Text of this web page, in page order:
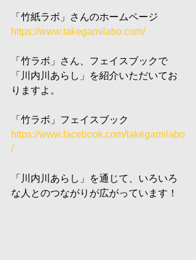
「竹紙ラボ」さんのホームページ
https://www.takegamilabo.com/
「竹ラボ」さん、フェイスブックで
「川内川あらし」を紹介いただいてお
りますよ。
「竹ラボ」フェイスブック
https://www.facebook.com/takegamilabo
/
「川内川あらし」を通じて、いろいろ
な人とのつながりが広がっています！